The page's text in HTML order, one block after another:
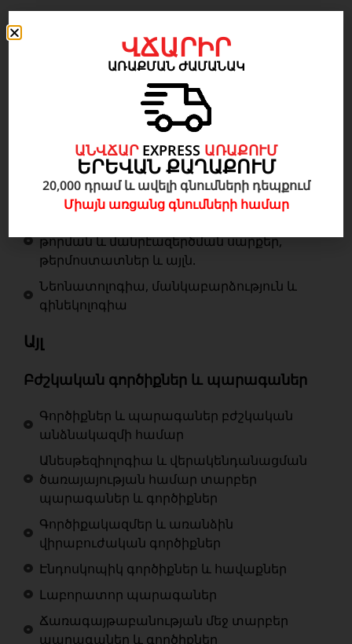
Բժշկական սարքավորումներ
Անզգայացում, Վերակենդանացում, շտապ
Ճառագայթաբանություն
Ներհիվանդանոցային սարքավորումներ
Լաբորատոր սարքավորումներ և
վելուծիչներ
թորման և մանրէազերծման սարքեր,
թերմոստատներ և այլն.
Նեոնատոլոգիա, մանկաբարձություն և
գինեկոլոգիա
Այլ
Բժշկական գործիքներ և պարագաներ
Գործիքներ և պարագաներ բժշկական
անձնակազմի համար
Անեսթեզիոլոգիա և վերակենդանացման
ծառայայության համար տարբեր
պարագաներ և գործիքներ
Գործիքակազմեր և առանձին
վիրաբուժական գործիքներ
Էնդոսկոպիկ գործիքներ և հավաքներ
Լաբորատոր պարագաներ
Ճառագայթաբանության մեջ տարբեր
պարագաներ և գործիքներ
ՎՃԱՐԻՐ
ԱՌԱՔՄԱՆ ԺԱՄԱՆԱԿ
ԱՆՎՃԱՐ EXPRESS ԱՌԱՔՈՒՄ
ԵՐԵՎԱՆ ՔԱՂԱՔՈՒՄ
20,000 դրամ և ավելի գնումների դեպքում
Միայն առցանց գնումների համար